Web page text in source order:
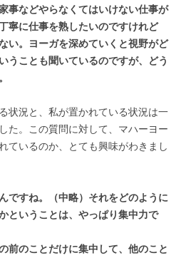
事などやらなくてはいけない仕事が
寧に仕事を熟したいのですけれど
い。ヨーガを深めていくと視野がど
うことも聞いているのですが、どう
状況と、私が置かれている状況は一
た。この質問に対して、マハーヨー
ているのか、とても興味がわきまし
ですね。（中略）それをどのように
ということは、やっぱり集中力で
前のことだけに集中して、他のこと